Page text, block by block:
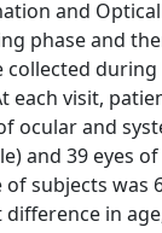
and Optical
phase and
visit,
ocular and
and 39 eyes
subjects was
in